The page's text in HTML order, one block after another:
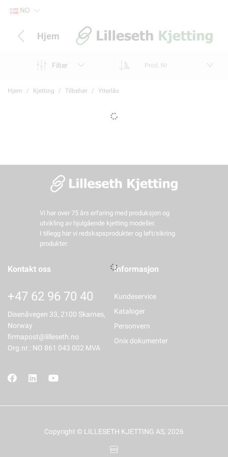
NO
Hjem
Filter Prod. Nr
Hjem Kjetting Tilbehør Ytterlås
Vi har over 75 års erfaring med produksjon og
utvikling av hjulgående kjetting modeller.
I tillegg har vi redskapsprodukter og løft/sikring
produkter.
Kontakt oss
+47 62 96 70 40
Disenåvegen 33, 2100 Skarnes,
Norway
firmapost@lilleseth.no
Org.nr.: NO 861 043 002 MVA
Informasjon
Kundeservice
Kataloger
Personvern
Onix dokumenter
Copyright © LILLESETH KJETTING AS, 2026